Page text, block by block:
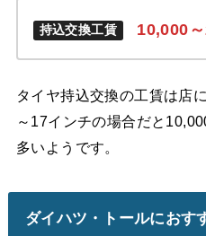
持込交換工賃 10,000
タイヤ持込交換の工賃は店
～17インチの場合だと
多いようです。
ダイハツ・トールにおす